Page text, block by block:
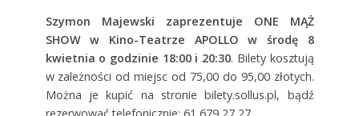
Szymon Majewski zaprezentuje ONE MĄŻ
SHOW w Kino-Teatrze APOLLO w środę 8
kwietnia o godzinie 18:00 i 20:30. Bilety kosztują
w zależności od miejsc od 75,00 do 95,00 złotych.
Można je kupić na stronie bilety.sollus.pl, bądź